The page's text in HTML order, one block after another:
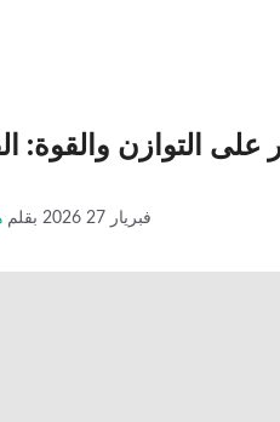
التوازن والقوة:
فبريار 27 2026 بقلم